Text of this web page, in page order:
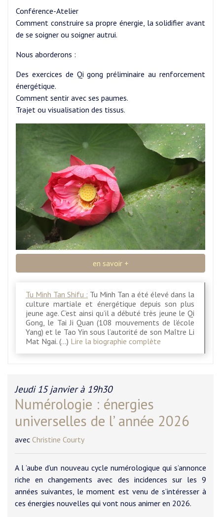
Conférence-Atelier
Comment construire sa propre énergie, la solidifier avant
de se soigner ou soigner autrui.
Nous aborderons :
Des exercices de Qi gong préliminaire au renforcement
énergétique.
Comment sentir avec ses paumes.
Trajet ou visualisation des tissus.
en savoir +
Tu Minh Tan Shifu : Tu Minh Tan a été élevé dans la
culture martiale et énergétique depuis son plus
jeune age. C’est ainsi qu’il a débuté très jeune le Qi
Gong, le Tai Ji Quan (108 mouvements de l’école
Yang) et le Tao Yin sous l’autorité de son Maître Li
Mat Ngai. (…) Lire la biographie complète
Jeudi 15 janvier à 19h30
Numérologie : énergies
universelles de l’ année 2026
avec Christine Courty
A l ’aube d’un nouveau cycle numérologique qui s’annonce
riche en changements avec des incidences sur les 9
années suivantes, le moment est venu de s’intéresser à
ces énergies nouvelles qui vont nous animer en 2026.